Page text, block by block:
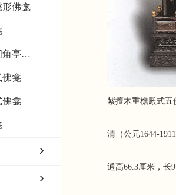
形佛龛
紫擅木嵌珐琅四角亭式佛龛
佛龛
佛龛 紫擅木重檐殿式五
清（公元1644-1911
通高66.3厘米，长